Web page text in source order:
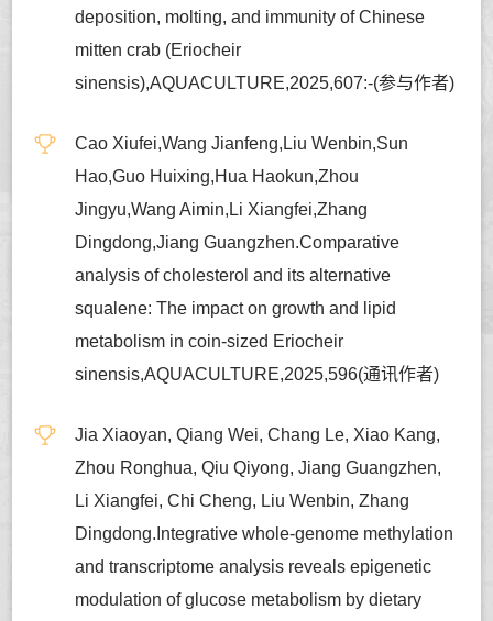
deposition, molting, and immunity of Chinese
mitten crab (Eriocheir
sinensis),AQUACULTURE,2025,607:-(参与作者)
Cao Xiufei,Wang Jianfeng,Liu Wenbin,Sun
Hao,Guo Huixing,Hua Haokun,Zhou
Jingyu,Wang Aimin,Li Xiangfei,Zhang
Dingdong,Jiang Guangzhen.Comparative
analysis of cholesterol and its alternative
squalene: The impact on growth and lipid
metabolism in coin-sized Eriocheir
sinensis,AQUACULTURE,2025,596(通讯作者)
Jia Xiaoyan, Qiang Wei, Chang Le, Xiao Kang,
Zhou Ronghua, Qiu Qiyong, Jiang Guangzhen,
Li Xiangfei, Chi Cheng, Liu Wenbin, Zhang
Dingdong.Integrative whole-genome methylation
and transcriptome analysis reveals epigenetic
modulation of glucose metabolism by dietary